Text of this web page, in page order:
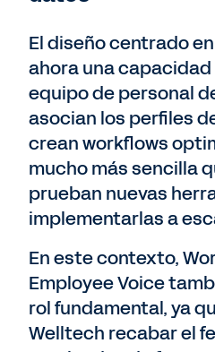
El diseño centrado
ahora una
equipo de personal
asocian los perfiles
crean workflows
mucho más sencilla
prueban nuevas
implementarlas a
En este contexto,
Employee Voice
rol fundamental, ya
Welltech recabar el